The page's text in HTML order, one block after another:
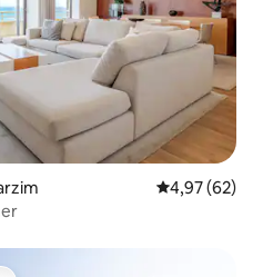
Évaluation
4,97 (62)